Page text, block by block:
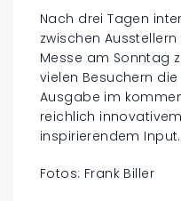
Nach drei Tagen
zwischen
Messe am Sonntag
vielen Besuchern
Ausgabe im
reichlich
inspirierendem Input.
Fotos: Frank Biller